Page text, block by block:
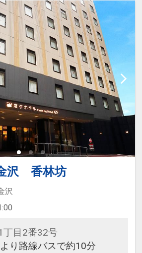
沢 香林坊
沢
丁目2番32号
り路線バスで約10分